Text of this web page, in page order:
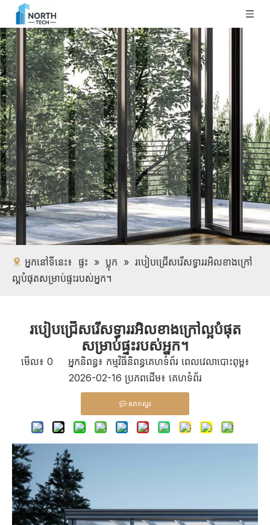
អ្នកនៅទីនេះ៖ ផ្ទះ » ប្លុក » របៀបជ្រើសរើសទ្វាររអិលខាងក្រៅ
ល្អបំផុតសម្រាប់ផ្ទះរបស់អ្នក។
របៀបជ្រើសរើសទ្វាររអិលខាងក្រៅល្អបំផុត
សម្រាប់ផ្ទះរបស់អ្នក។
មើល៖ 0 អ្នកនិពន្ធ៖ កម្មវិធីនិពន្ធគេហទំព័រ ពេលវេលាបោះពុម្ព៖
2026-02-16 ប្រភពដើម៖ គេហទំព័រ
សាកសួរ